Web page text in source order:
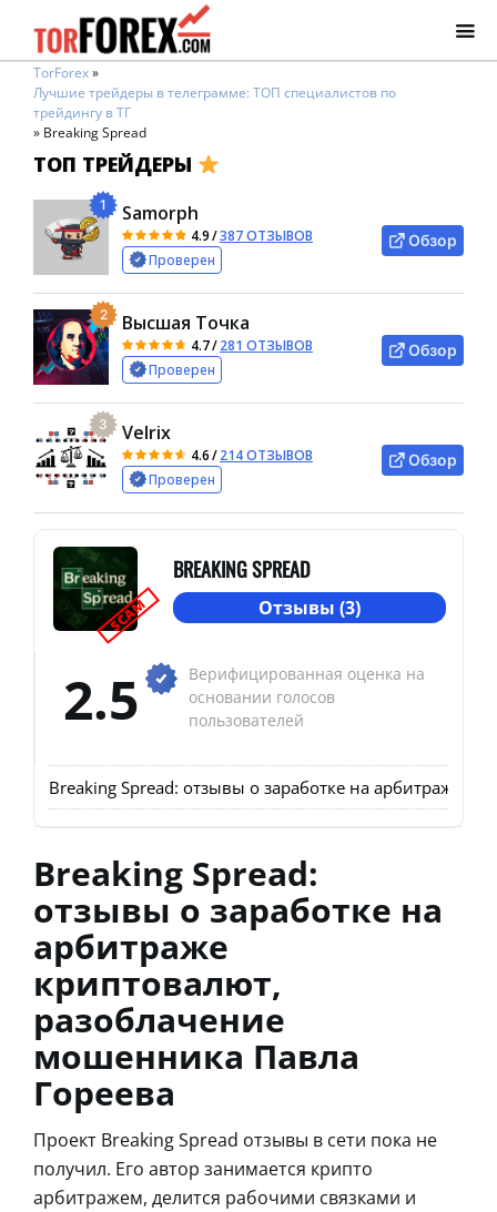
TorForex»
Лучшие трейдеры в телеграмме: ТОП специалистов по
трейдингу в ТГ
» Breaking Spread
ТОП ТРЕЙДЕРЫ
1 Samorph
4.9/387 ОТЗЫВОВ
Проверен
Обзор
2 Высшая Точка
4.7/281 ОТЗЫВОВ
Проверен
Обзор
3 Velrix
4.6/214 ОТЗЫВОВ
Проверен
Обзор
SCAM
BREAKING SPREAD
Отзывы (3)
2.5
Верифицированная оценка на
основании голосов
пользователей
Breaking Spread: отзывы о заработке на арбитраже
Breaking Spread:
отзывы о заработке на
арбитраже
криптовалют,
разоблачение
мошенника Павла
Гореева
Проект Breaking Spread отзывы в сети пока не
получил. Его автор занимается крипто
арбитражем, делится рабочими связками и